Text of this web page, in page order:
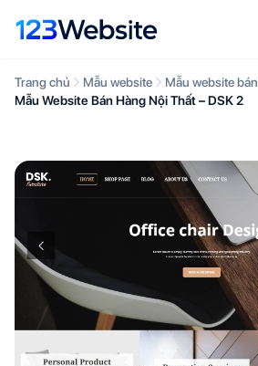
Trang chủ Mẫu website
Mẫu website
Mẫu Website Bán Hàng Nội Thất – DSK 2